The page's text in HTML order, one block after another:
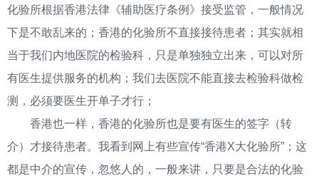
化验所根据香港法律《辅助医疗条例》接受监管，一般情况
下是不敢乱来的；香港的化验所不直接接待患者；其实就相
当于我们内地医院的检验科，只是单独独立出来，可以对所
有医生提供服务的机构；我们去医院不能直接去检验科做检
测，必须要医生开单子才行；
香港也一样，香港的化验所也是要有医生的签字（转
介）才接待患者。我看到网上有些宣传“香港X大化验所”；这
都是中介的宣传，忽悠人的，一般来讲，只要是合法的化验